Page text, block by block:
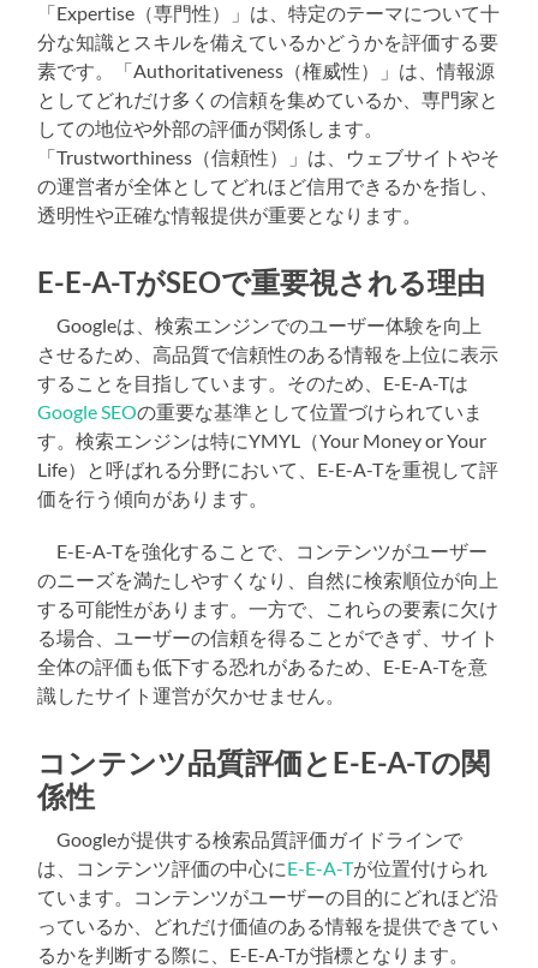
「Expertise（専門性）」は、特定のテーマについて十
分な知識とスキルを備えているかどうかを評価する要
素です。「Authoritativeness（権威性）」は、情報源
としてどれだけ多くの信頼を集めているか、専門家と
しての地位や外部の評価が関係します。
「Trustworthiness（信頼性）」は、ウェブサイトやそ
の運営者が全体としてどれほど信用できるかを指し、
透明性や正確な情報提供が重要となります。
E-E-A-TがSEOで重要視される理由
Googleは、検索エンジンでのユーザー体験を向上
させるため、高品質で信頼性のある情報を上位に表示
することを目指しています。そのため、E-E-A-Tは
Google SEOの重要な基準として位置づけられていま
す。検索エンジンは特にYMYL（Your Money or Your
Life）と呼ばれる分野において、E-E-A-Tを重視して評
価を行う傾向があります。
E-E-A-Tを強化することで、コンテンツがユーザー
のニーズを満たしやすくなり、自然に検索順位が向上
する可能性があります。一方で、これらの要素に欠け
る場合、ユーザーの信頼を得ることができず、サイト
全体の評価も低下する恐れがあるため、E-E-A-Tを意
識したサイト運営が欠かせません。
コンテンツ品質評価とE-E-A-Tの関
係性
Googleが提供する検索品質評価ガイドラインで
は、コンテンツ評価の中心にE-E-A-Tが位置付けられ
ています。コンテンツがユーザーの目的にどれほど沿
っているか、どれだけ価値のある情報を提供できてい
るかを判断する際に、E-E-A-Tが指標となります。